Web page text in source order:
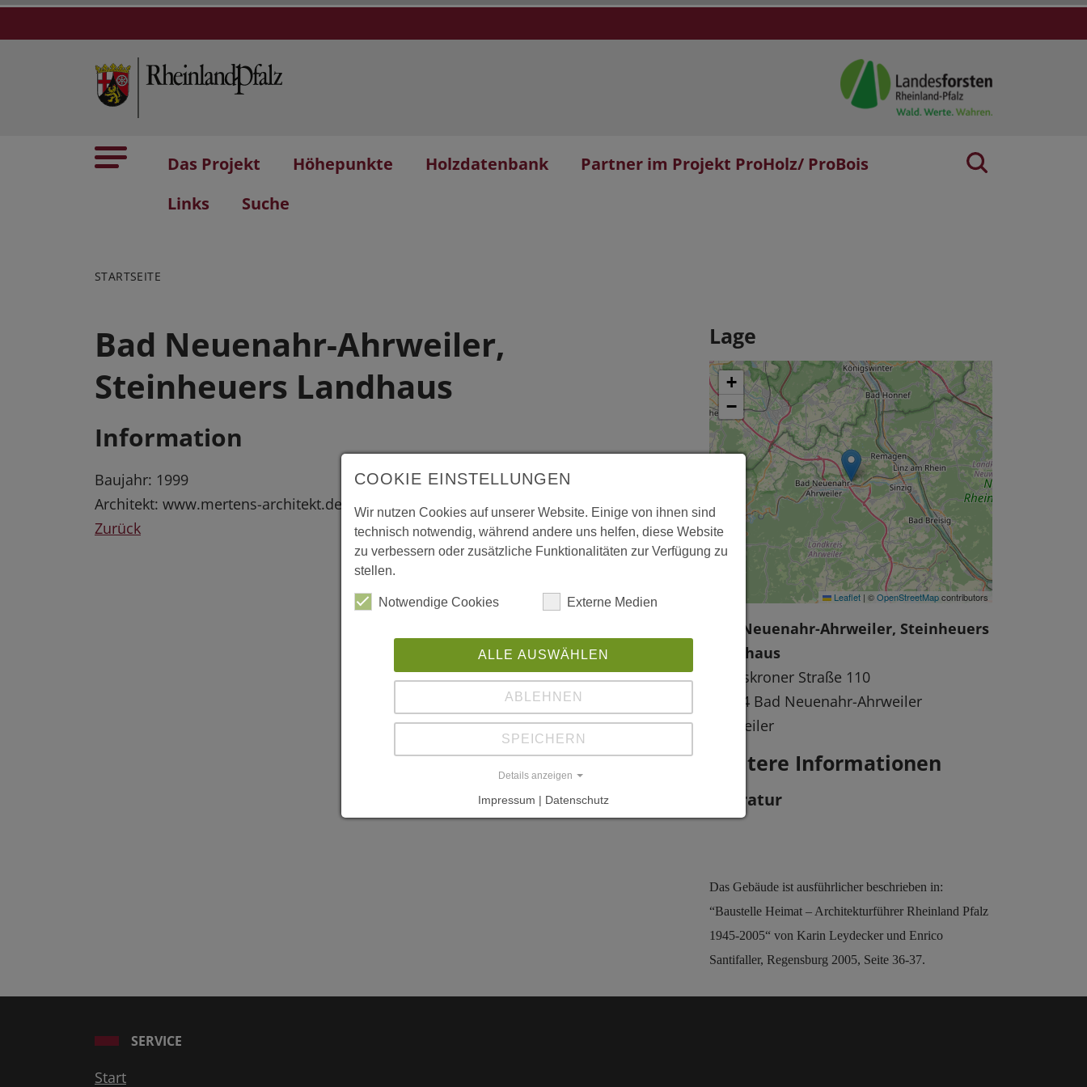
Das Projekt Höhepunkte Holzdatenbank
Partner im Projekt ProHolz/ ProBois
Links
Suche
STARTSEITE
Bad Neuenahr-Ahrweiler,
Steinheuers Landhaus
Information
Baujahr: 1999
Architekt: www.mertens-architekt.de
Zurück
Lage
+
−
Leaflet | ©OpenStreetMapcontributors
Bad Neuenahr-Ahrweiler, Steinheuers
Landhaus
Landskroner Straße 110
53474 Bad Neuenahr-Ahrweiler
Ahrweiler
Weitere Informationen
Literatur
Das Gebäude ist ausführlicher beschrieben in:
“Baustelle Heimat – Architekturführer Rheinland Pfalz
1945-2005“ von Karin Leydecker und Enrico
Santifaller, Regensburg 2005, Seite 36-37.
SERVICE
Start
COOKIE EINSTELLUNGEN
Wir nutzen Cookies auf unserer Website. Einige von ihnen sind
technisch notwendig, während andere uns helfen, diese Website
zu verbessern oder zusätzliche Funktionalitäten zur Verfügung zu
stellen.
Notwendige Cookies Externe Medien
ALLE AUSWÄHLEN
ABLEHNEN
SPEICHERN
Details anzeigen
Impressum | Datenschutz